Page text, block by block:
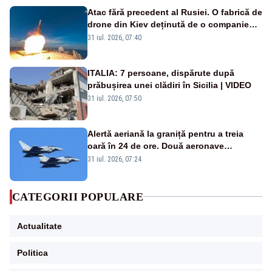
Atac fără precedent al Rusiei. O fabrică de
drone din Kiev deținută de o companie
americană, distrusă de o rachetă
31 iul. 2026, 07:40
ITALIA: 7 persoane, dispărute după
prăbușirea unei clădiri în Sicilia | VIDEO
31 iul. 2026, 07:50
Alertă aeriană la graniță pentru a treia
oară în 24 de ore. Două aeronave
Eurofighter britanice au fost ridicate de la
31 iul. 2026, 07:24
CATEGORII POPULARE
Actualitate
Politica